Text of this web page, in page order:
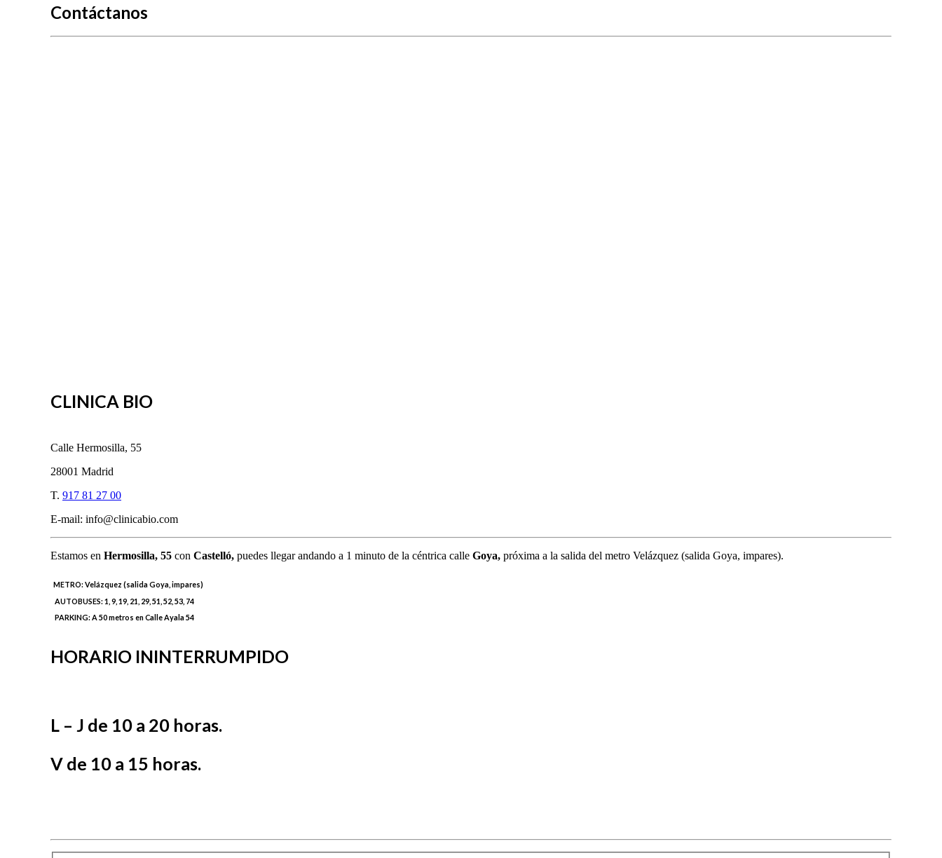
Contáctanos
CLINICA BIO
Calle Hermosilla, 55
28001 Madrid
T. 917 81 27 00
E-mail: info@clinicabio.com
Estamos en Hermosilla, 55 con Castelló, puedes llegar andando a 1 minuto de la céntrica calle Goya, próxima a la salida del metro Velázquez (salida Goya, impares).
METRO:Velázquez (salida Goya, impares)
AUTOBUSES:1, 9, 19, 21, 29, 51, 52, 53, 74
PARKING:A 50 metros en Calle Ayala 54
HORARIO ININTERRUMPIDO
L – J de 10 a 20 horas.
V de 10 a 15 horas.